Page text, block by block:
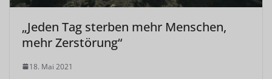
„Jeden Tag sterben mehr Menschen,
mehr Zerstörung“
18. Mai 2021